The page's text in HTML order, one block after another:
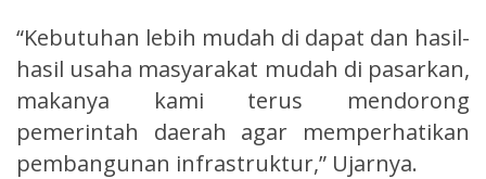
“Kebutuhan lebih mudah di dapat dan hasil-
hasil usaha masyarakat mudah di pasarkan,
makanya kami terus mendorong
pemerintah daerah agar memperhatikan
pembangunan infrastruktur,” Ujarnya.